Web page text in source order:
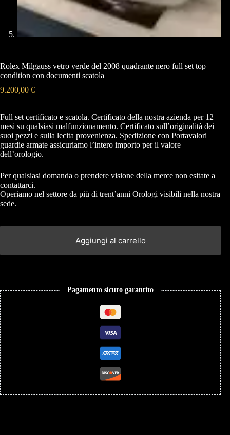
Rolex Milgauss vetro verde del 2008 quadrante nero full set top
condition con documenti scatola
9.200,00 €
Full set certificato e scatola. Certificato della nostra azienda per 12
mesi su qualsiasi malfunzionamento. Certificato sull’originalità dei
suoi pezzi e sulla lecita provenienza. Spedizione con Portavalori
guardie armate assicuriamo l’intero importo per il valore
dell’orologio.
Per qualsiasi domanda o prendere visione della merce non esitate a
contattarci.
Operiamo nel settore da più di trent’anni Orologi visibili nella nostra
sede.
Aggiungi al carrello
Pagamento sicuro garantito